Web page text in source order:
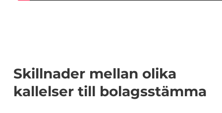
Skillnader mellan olika
kallelser till bolagsstämma